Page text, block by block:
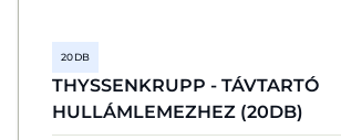
20 DB
THYSSENKRUPP - TÁVTARTÓ
HULLÁMLEMEZHEZ (20DB)